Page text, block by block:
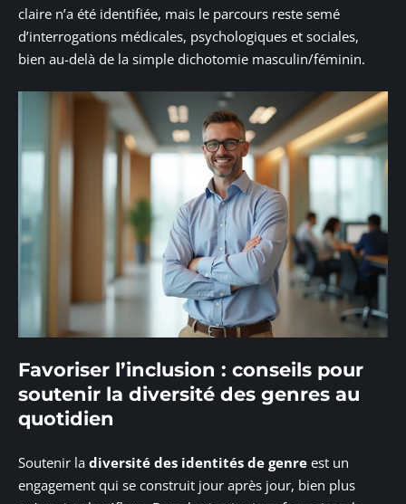
claire n’a été identifiée, mais le parcours reste semé
d’interrogations médicales, psychologiques et sociales,
bien au-delà de la simple dichotomie masculin/féminin.
Favoriser l’inclusion : conseils pour
soutenir la diversité des genres au
quotidien
Soutenir la diversité des identités de genre est un
engagement qui se construit jour après jour, bien plus